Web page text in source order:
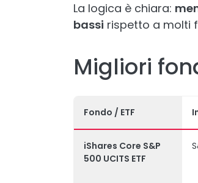
La logica è chiara:
bassi rispetto a molti
Migliori
Fondo / ETF
iShares Core S&P
500 UCITS ETF